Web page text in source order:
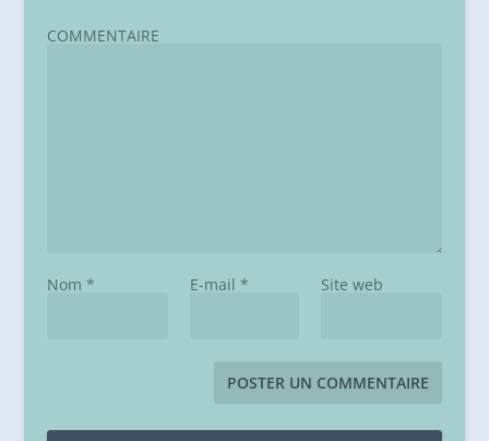
COMMENTAIRE
Nom * E-mail * Site web